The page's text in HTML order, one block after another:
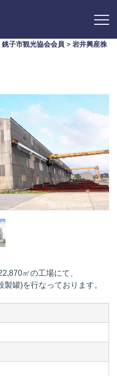
銚子市観光協会会員 > 岩井興産株
㎡の工場にて、
罐)を行なっております。